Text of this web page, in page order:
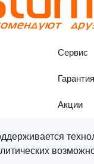
Сервис
Гарантия
Акции